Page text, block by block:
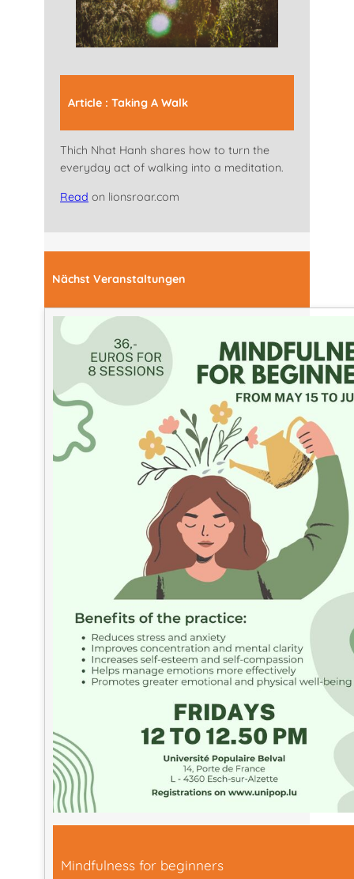
Article : Taking A Walk
Thich Nhat Hanh shares how to turn the
everyday act of walking into a meditation.
Read on lionsroar.com
Nächst Veranstaltungen
Mindfulness for beginners